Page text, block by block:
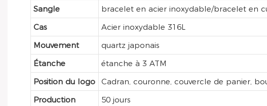
Sangle
bracelet en acier inoxydable/bracelet en
Cas
Acier inoxydable 316L
Mouvement
quartz japonais
Étanche
étanche à 3 ATM
Position du logo
Cadran, couronne, couvercle de panier,
Production
50 jours